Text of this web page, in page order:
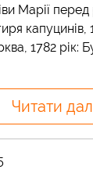
Марії
капуцинів,
1782 рік:
Читати